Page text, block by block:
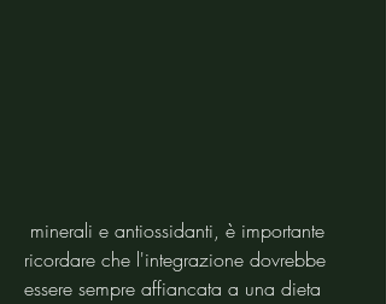
ricordare che l'integrazione dovrebbe
essere sempre affiancata a una dieta